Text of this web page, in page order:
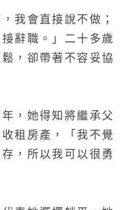
我會直接說不做；
辭職。」二十多歲
，卻帶著不容妥協
，她得知將繼承父
租房產，「我不覺
，所以我可以很勇